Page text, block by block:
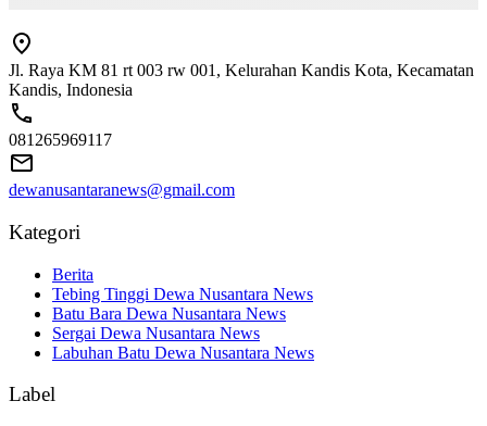
Jl. Raya KM 81 rt 003 rw 001, Kelurahan Kandis Kota, Kecamatan
Kandis, Indonesia
081265969117
dewanusantaranews@gmail.com
Kategori
Berita
Tebing Tinggi Dewa Nusantara News
Batu Bara Dewa Nusantara News
Sergai Dewa Nusantara News
Labuhan Batu Dewa Nusantara News
Label